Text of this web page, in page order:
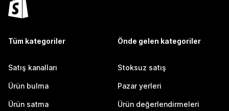
Tüm kategoriler
Satış kanalları
Ürün bulma
Ürün satma
Önde gelen kategoriler
Stoksuz satış
Pazar yerleri
Ürün değerlendirmeleri